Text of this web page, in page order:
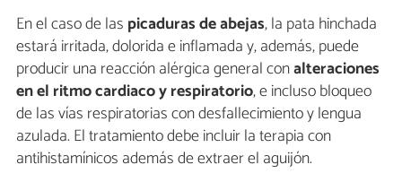
En el caso de las picaduras de abejas, la pata hinchada
estará irritada, dolorida e inflamada y, además, puede
producir una reacción alérgica general conalteraciones
en el ritmo cardiaco y respiratorio, e incluso bloqueo
de las vías respiratorias con desfallecimiento y lengua
azulada. El tratamiento debe incluir la terapia con
antihistamínicos además de extraer el aguijón.